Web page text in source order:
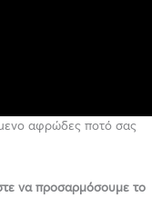
αφρώδες ποτό σας
να προσαρμόσουμε το